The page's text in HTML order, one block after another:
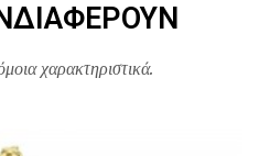
χαρακτηριστικά.